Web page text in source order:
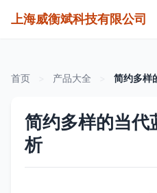
上海威衡斌科技有限公司
首页 产品大全 简约多样
简约多样的当代
析